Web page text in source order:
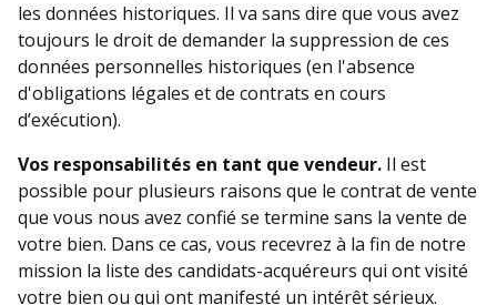
les données historiques. Il va sans dire que vous avez
toujours le droit de demander la suppression de ces
données personnelles historiques (en l'absence
d'obligations légales et de contrats en cours
d’exécution).
Vos responsabilités en tant que vendeur. Il est
possible pour plusieurs raisons que le contrat de vente
que vous nous avez confié se termine sans la vente de
votre bien. Dans ce cas, vous recevrez à la fin de notre
mission la liste des candidats-acquéreurs qui ont visité
votre bien ou qui ont manifesté un intérêt sérieux.